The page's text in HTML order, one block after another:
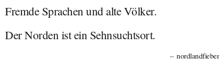
Fremde Sprachen und alte Völker.
Der Norden ist ein Sehnsuchtsort.
nordlandfieber